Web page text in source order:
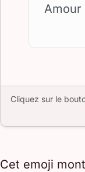
Amour
Cliquez sur le
Cet emoji